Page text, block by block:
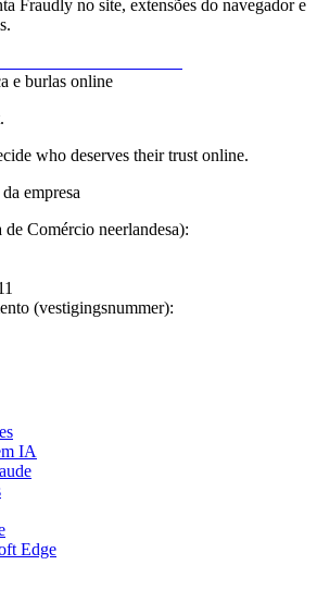
Fraudly no site, extensões do navegador e
e burlas online
who deserves their trust online.
empresa
Comércio neerlandesa):
(vestigingsnummer):
IA
Edge